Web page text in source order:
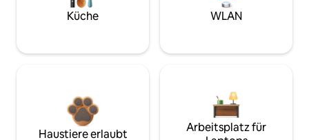
Küche WLAN
Haustiere erlaubt
Arbeitsplatz für